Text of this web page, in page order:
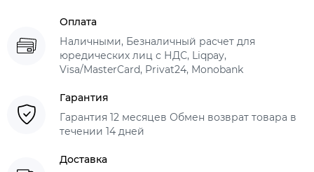
Оплата
Наличными, Безналичный расчет для
юредических лиц с НДС, Liqpay,
Visa/MasterCard, Privat24, Monobank
Гарантия
Гарантия 12 месяцев Обмен возврат товара в
течении 14 дней
Доставка